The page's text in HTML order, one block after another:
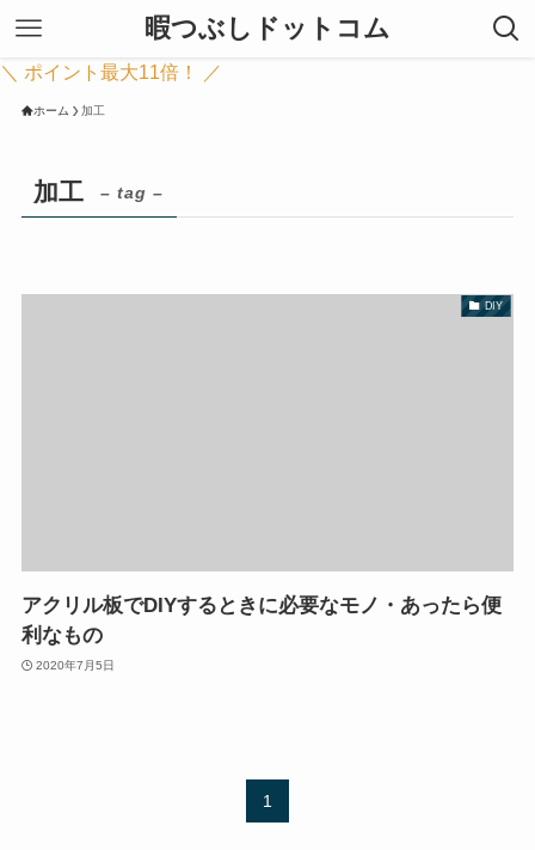
暇つぶしドットコム
＼ ポイント最大11倍！ ／
ホーム 加工
加工 – tag –
DIY
アクリル板でDIYするときに必要なモノ・あったら便
利なもの
2020年7月5日
1